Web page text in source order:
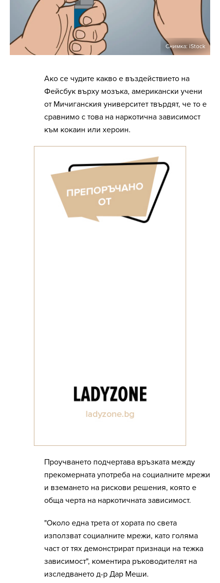
Снимка: iStock
Ако се чудите какво е въздействието на
Фейсбук върху мозъка, американски учени
от Мичиганския университет твърдят, че то е
сравнимо с това на наркотична зависимост
към кокаин или хероин.
Проучването подчертава връзката между
прекомерната употреба на социалните мрежи
и вземането на рискови решения, която е
обща черта на наркотичната зависимост.
"Около една трета от хората по света
използват социалните мрежи, като голяма
част от тях демонстрират признаци на тежка
зависимост", коментира ръководителят на
изследването д-р Дар Меши.